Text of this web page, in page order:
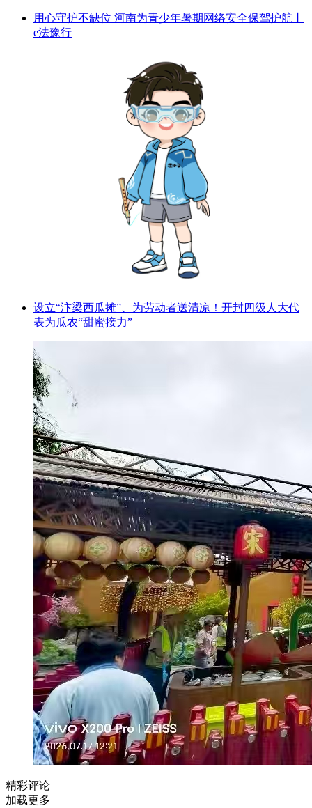
用心守护不缺位 河南为青少年暑期网络安全保驾护航丨
e法豫行
设立“汴梁西瓜摊”、为劳动者送清凉！开封四级人大代
表为瓜农“甜蜜接力”
精彩评论
加载更多